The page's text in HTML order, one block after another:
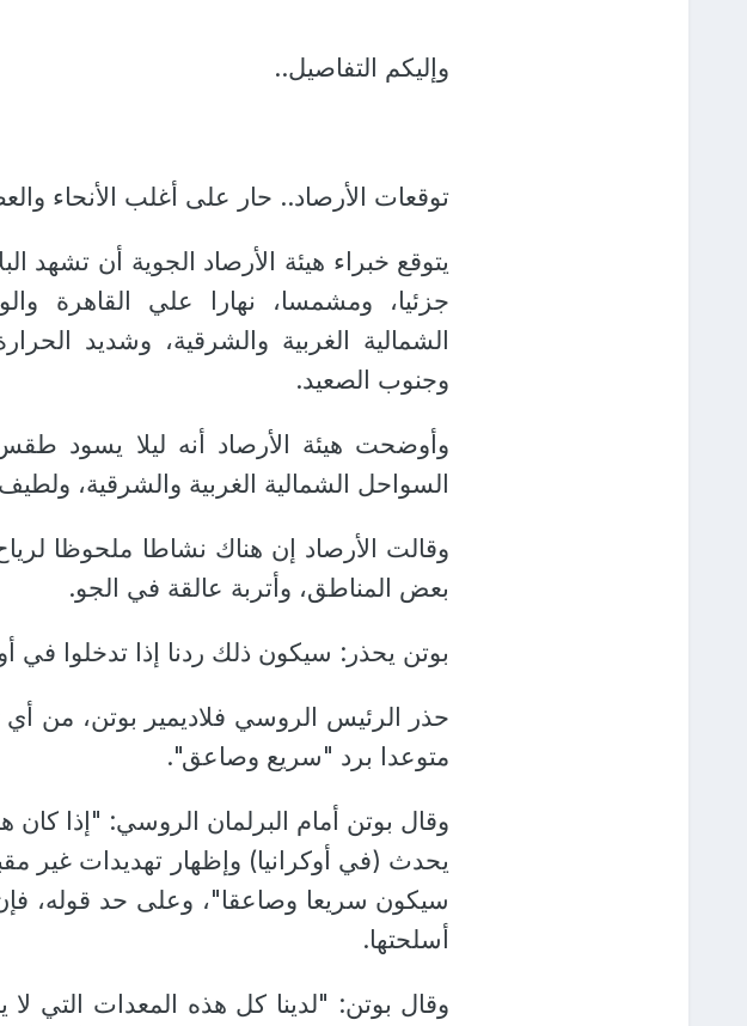
وإليكم التفاصيل..
توقعات الأرصاد.. حار على أغلب الأنحاء
يتوقع خبراء هيئة الأرصاد الجوية أن تشهد
جزئيا، ومشمسا، نهارا علي القاهرة
الشمالية الغربية والشرقية، وشديد
وجنوب الصعيد.
وأوضحت هيئة الأرصاد أنه ليلا يسود
السواحل الشمالية الغربية والشرقية،
وقالت الأرصاد إن هناك نشاطا ملحوظا
بعض المناطق، وأتربة عالقة في الجو.
بوتن يحذر: سيكون ذلك ردنا إذا تدخلوا في
حذر الرئيس الروسي فلاديمير بوتن، من
متوعدا برد "سريع وصاعق".
وقال بوتن أمام البرلمان الروسي: "إذا كان
يحدث (في أوكرانيا) وإظهار تهديدات غير
سيكون سريعا وصاعقا"، وعلى حد قوله،
أسلحتها.
وقال بوتن: "لدينا كل هذه المعدات التي